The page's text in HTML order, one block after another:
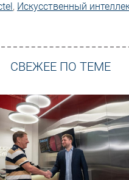
, Искусственный
СВЕЖЕЕ ПО ТЕМЕ